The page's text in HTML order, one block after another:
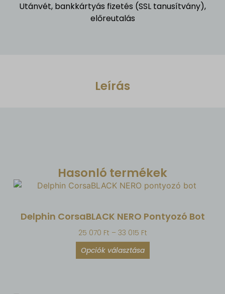
Utánvét, bankkártyás fizetés (SSL tanusítvány),
előreutalás
Leírás
Hasonló termékek
Delphin CorsaBLACK NERO Pontyozó Bot
25 070 Ft – 33 015 Ft
Opciók választása